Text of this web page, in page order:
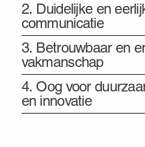
2. Duidelijke en
communicatie
3. Betrouwbaar en
vakmanschap
4. Oog voor
en innovatie